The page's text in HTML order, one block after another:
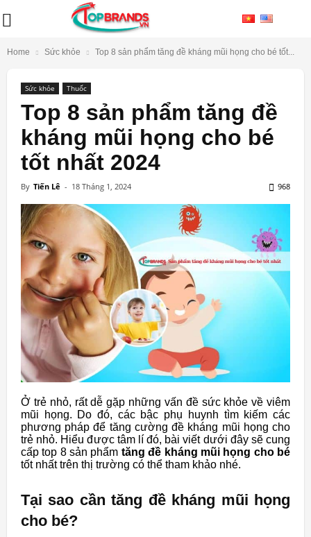
Home Sức khỏe Top 8 sản phẩm tăng đề kháng mũi họng cho bé tốt...
Sức khỏe Thuốc
Top 8 sản phẩm tăng đề
kháng mũi họng cho bé
tốt nhất 2024
By Tiến Lê - 18 Tháng 1, 2024 968
Ở trẻ nhỏ, rất dễ gặp những vấn đề sức khỏe về viêm
mũi họng. Do đó, các bậc phụ huynh tìm kiếm các
phương pháp để tăng cường đề kháng mũi họng cho
trẻ nhỏ. Hiểu được tâm lí đó, bài viết dưới đây sẽ cung
cấp top 8 sản phẩm tăng đề kháng mũi họng cho bé
tốt nhất trên thị trường có thể tham khảo nhé.
Tại sao cần tăng đề kháng mũi họng
cho bé?